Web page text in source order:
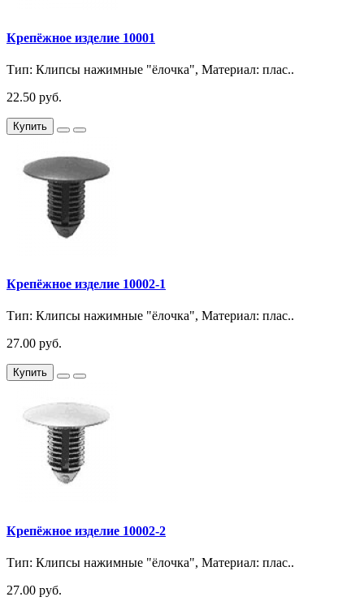
Крепёжное изделие 10001
Тип: Клипсы нажимные "ёлочка", Материал: плас..
22.50 руб.
Купить
Крепёжное изделие 10002-1
Тип: Клипсы нажимные "ёлочка", Материал: плас..
27.00 руб.
Купить
Крепёжное изделие 10002-2
Тип: Клипсы нажимные "ёлочка", Материал: плас..
27.00 руб.